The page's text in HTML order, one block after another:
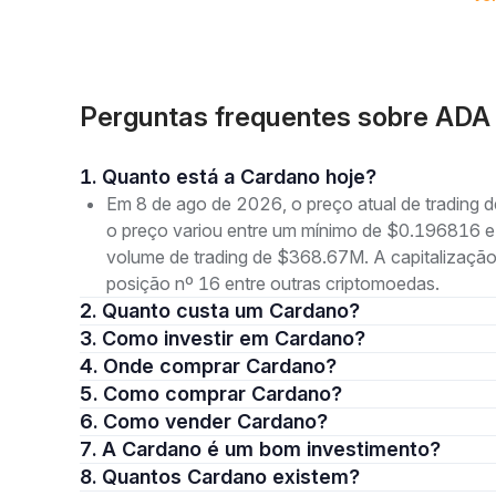
Diferentemente de outros projetos de blockchain, os
seus ADAs para votar em propostas de novos
qualquer pessoa que possui ADA tem direito de opinar
No futuro, os desenvolvedores também poderão usar
blockchain segura e centralizada da Cardano. Sem o
contratos inteligentes.
Quem é o fundados da Cardano (ADA)?
O cofundador do Ethereum,Charles Hoskinson
existentes, como a ausência de
escalabilidade
inteligentes existentes, como o Ethereum.
Um dos objetivos mais notáveis da plataforma
para as criptomoedas. Embora a Cardano tenha
Perguntas frequentes sobre
1. Quanto está a Cardano hoje?
Em 8 de ago de 2026, o preço atual de
o preço variou entre um mínimo de $0.196816
volume de trading de $368.67M. A
posição nº 16 entre outras criptomoedas.
2. Quanto custa um Cardano?
3. Como investir em Cardano?
4. Onde comprar Cardano?
5. Como comprar Cardano?
6. Como vender Cardano?
7. A Cardano é um bom investimento?
8. Quantos Cardano existem?